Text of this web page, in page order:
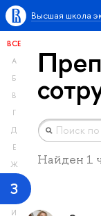
Высшая школа
ВСЕ
А
Б
В
Г
Д
Е
Ж
З
И
Найден 1